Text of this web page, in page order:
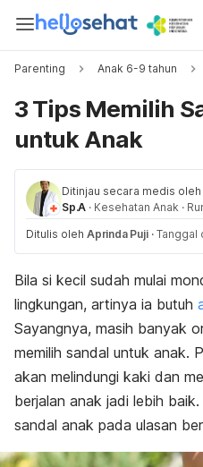
Parenting Anak 6-9 tahun
3 Tips Memilih
untuk Anak
Ditinjau secara medis oleh
Sp.A · Kesehatan Anak ·
Ditulis oleh Aprinda Puji · Tanggal
Bila si kecil sudah mulai
lingkungan, artinya ia butuh
Sayangnya, masih banyak
memilih sandal untuk anak.
akan melindungi kaki dan
berjalan anak jadi lebih
sandal anak pada ulasan